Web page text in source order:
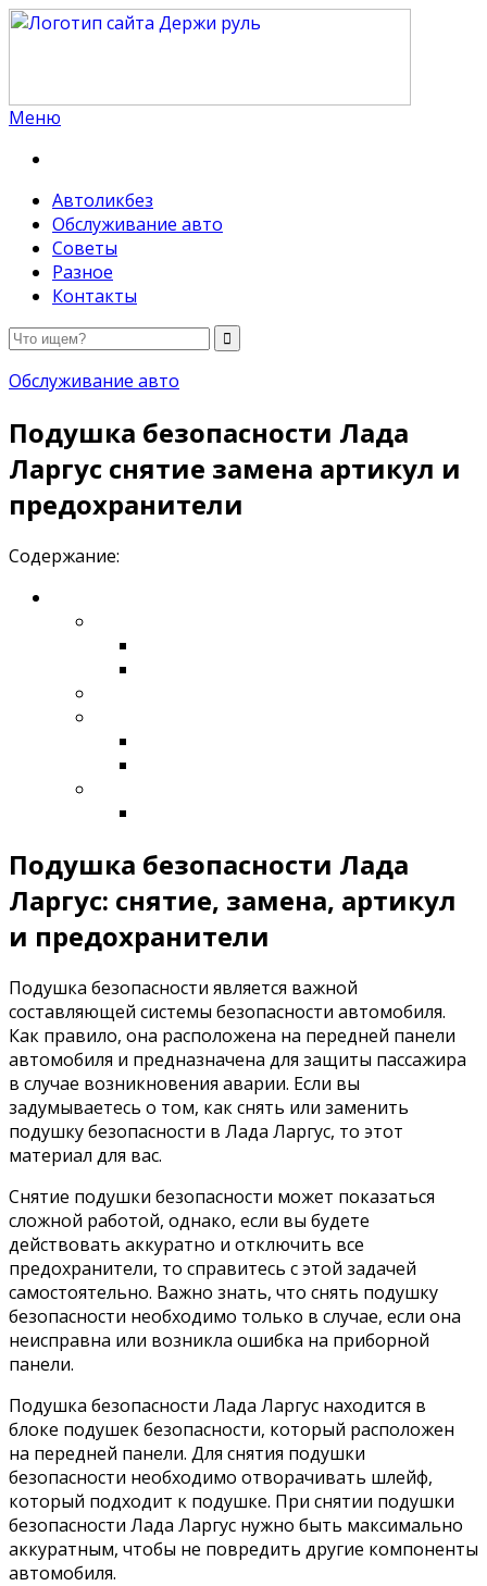
Меню
Автоликбез
Обслуживание авто
Советы
Разное
Контакты
Обслуживание авто
Подушка безопасности Лада
Ларгус снятие замена артикул и
предохранители
Содержание:
Подушка безопасности Лада
Ларгус: снятие, замена, артикул
и предохранители
Подушка безопасности является важной
составляющей системы безопасности автомобиля.
Как правило, она расположена на передней панели
автомобиля и предназначена для защиты пассажира
в случае возникновения аварии. Если вы
задумываетесь о том, как снять или заменить
подушку безопасности в Лада Ларгус, то этот
материал для вас.
Снятие подушки безопасности может показаться
сложной работой, однако, если вы будете
действовать аккуратно и отключить все
предохранители, то справитесь с этой задачей
самостоятельно. Важно знать, что снять подушку
безопасности необходимо только в случае, если она
неисправна или возникла ошибка на приборной
панели.
Подушка безопасности Лада Ларгус находится в
блоке подушек безопасности, который расположен
на передней панели. Для снятия подушки
безопасности необходимо отворачивать шлейф,
который подходит к подушке. При снятии подушки
безопасности Лада Ларгус нужно быть максимально
аккуратным, чтобы не повредить другие компоненты
автомобиля.